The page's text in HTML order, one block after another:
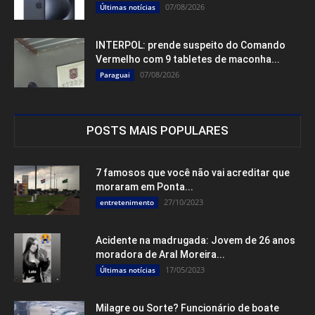
Últimas notícias 07/08/2026
INTERPOL: prende suspeito do Comando
Vermelho com 9 tabletes de maconha...
Paraguai 07/08/2026
POSTS MAIS POPULARES
7 famosos que você não vai acreditar que
moraram em Ponta...
entretenimento 27/10/2023
Acidente na madrugada: Jovem de 26 anos
moradora de Aral Moreira...
Últimas notícias 17/05/2023
Milagre ou Sorte? Funcionário de boate